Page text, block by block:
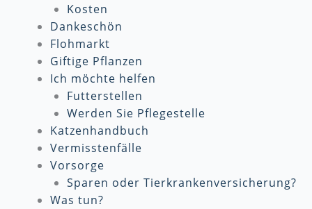
Kosten
Dankeschön
Flohmarkt
Giftige Pflanzen
Ich möchte helfen
Futterstellen
Werden Sie Pflegestelle
Katzenhandbuch
Vermisstenfälle
Vorsorge
Sparen oder Tierkrankenversicherung?
Was tun?